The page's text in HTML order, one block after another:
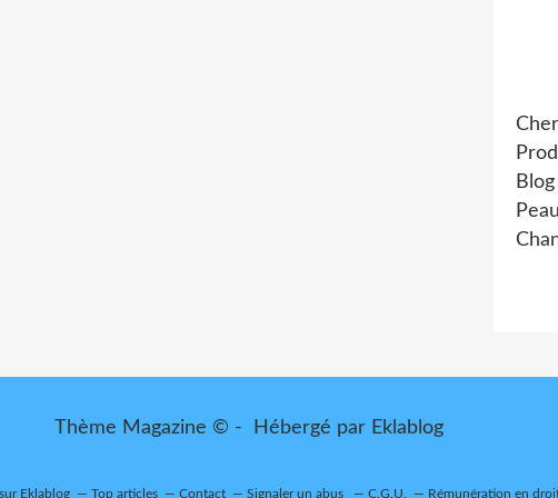
Blog
Peau
Thème Magazine © - Hébergé par Eklablog
Eklablog Top articles Contact Signaler un abus C.G.U. Rémunération en